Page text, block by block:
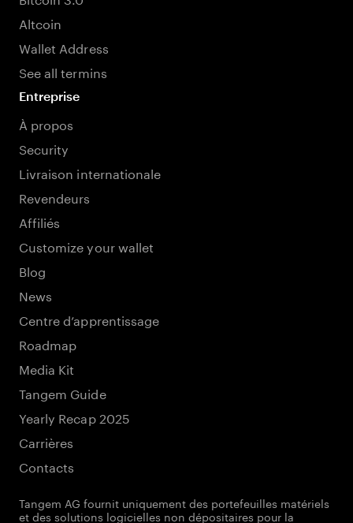
Altcoin
Wallet Address
See all termins
Entreprise
À propos
Security
Livraison internationale
Revendeurs
Affiliés
Customize your wallet
Blog
News
Centre d’apprentissage
Roadmap
Media Kit
Tangem Guide
Yearly Recap 2025
Carrières
Contacts
Tangem AG fournit uniquement des portefeuilles matériels
et des solutions logicielles non dépositaires pour la